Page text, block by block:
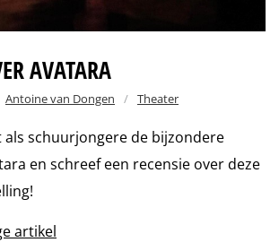
AVATARA
Antoine van Dongen / Theater
schuurjongere de bijzondere
en schreef een recensie over deze
artikel